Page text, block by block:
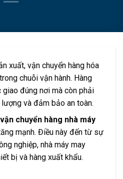
xuất, vận chuyển hàng hóa
chuỗi vận hành. Hàng
đúng nơi mà còn phải
và đảm bảo an toàn.
vận chuyển hàng nhà máy
mạnh. Điều này đến từ sự
nghiệp, nhà máy may
bị và hàng xuất khẩu.